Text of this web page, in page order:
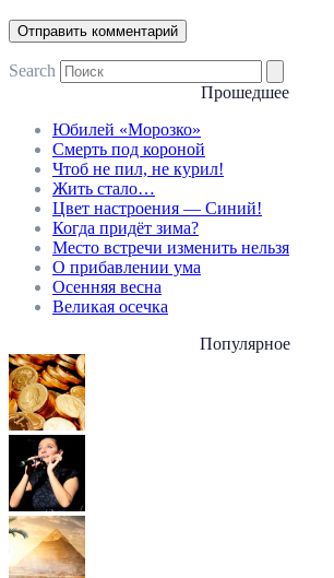
Search
Прошедшее
Юбилей «Морозко»
Смерть под короной
Чтоб не пил, не курил!
Жить стало…
Цвет настроения — Синий!
Когда придёт зима?
Место встречи изменить нельзя
О прибавлении ума
Осенняя весна
Великая осечка
Популярное